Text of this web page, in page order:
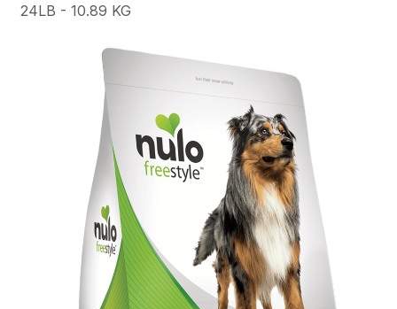
24LB - 10.89 KG